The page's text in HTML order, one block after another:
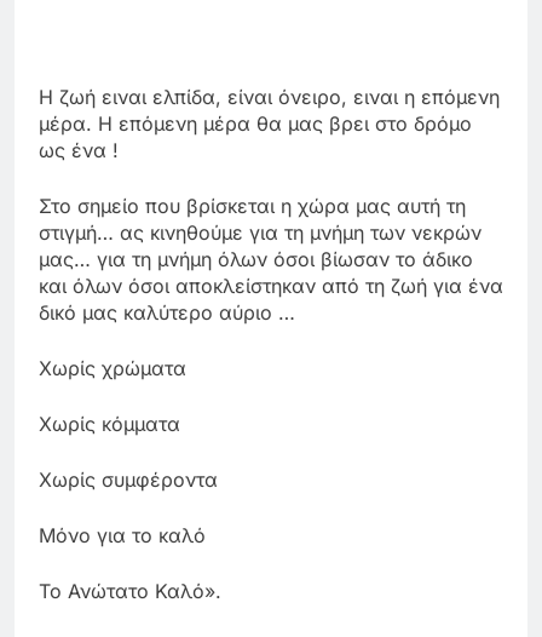
Η ζωή ειναι ελπίδα, είναι όνειρο, ειναι η επόμενη
μέρα. Η επόμενη μέρα θα μας βρει στο δρόμο
ως ένα !
Στο σημείο που βρίσκεται η χώρα μας αυτή τη
στιγμή… ας κινηθούμε για τη μνήμη των νεκρών
μας… για τη μνήμη όλων όσοι βίωσαν το άδικο
και όλων όσοι αποκλείστηκαν από τη ζωή για ένα
δικό μας καλύτερο αύριο …
Χωρίς χρώματα
Χωρίς κόμματα
Χωρίς συμφέροντα
Μόνο για το καλό
Το Ανώτατο Καλό».